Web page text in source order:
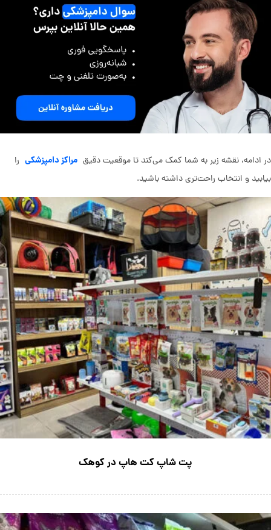
در ادامه، نقشه زیر به شما کمک می‌کند تا موقعیت دقیق مراکز دامپزشکی را
بیابید و انتخاب راحت‌تری داشته باشید.
پت شاپ کت هاپ در کوهک